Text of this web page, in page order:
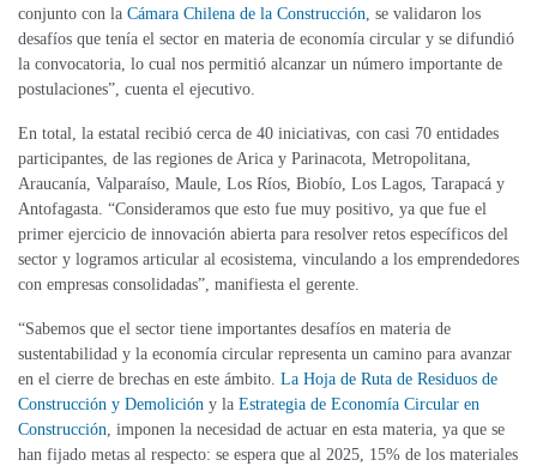
conjunto con la Cámara Chilena de la Construcción, se validaron los
desafíos que tenía el sector en materia de economía circular y se difundió
la convocatoria, lo cual nos permitió alcanzar un número importante de
postulaciones”, cuenta el ejecutivo.
En total, la estatal recibió cerca de 40 iniciativas, con casi 70 entidades
participantes, de las regiones de Arica y Parinacota, Metropolitana,
Araucanía, Valparaíso, Maule, Los Ríos, Biobío, Los Lagos, Tarapacá y
Antofagasta. “Consideramos que esto fue muy positivo, ya que fue el
primer ejercicio de innovación abierta para resolver retos específicos del
sector y logramos articular al ecosistema, vinculando a los emprendedores
con empresas consolidadas”, manifiesta el gerente.
“Sabemos que el sector tiene importantes desafíos en materia de
sustentabilidad y la economía circular representa un camino para avanzar
en el cierre de brechas en este ámbito. La Hoja de Ruta de Residuos de
Construcción y Demolición y la Estrategia de Economía Circular en
Construcción, imponen la necesidad de actuar en esta materia, ya que se
han fijado metas al respecto: se espera que al 2025, 15% de los materiales